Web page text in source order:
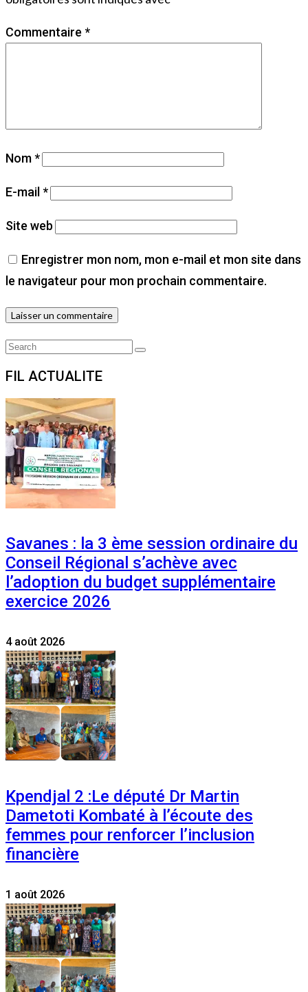
Commentaire *
Nom*
E-mail*
Site web
Enregistrer mon nom, mon e-mail et mon site dans
le navigateur pour mon prochain commentaire.
Search
Search
FIL ACTUALITE
Savanes : la 3 ème session ordinaire du
Conseil Régional s’achève avec
l’adoption du budget supplémentaire
exercice 2026
4 août 2026
Kpendjal 2 :Le député Dr Martin
Dametoti Kombaté à l’écoute des
femmes pour renforcer l’inclusion
financière
1 août 2026